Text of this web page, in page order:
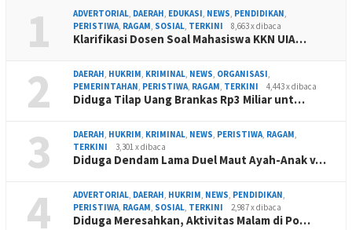
1 ADVERTORIAL, DAERAH, EDUKASI, NEWS, PENDIDIKAN,
PERISTIWA, RAGAM, SOSIAL, TERKINI 8,663 x dibaca
Klarifikasi Dosen Soal Mahasiswa KKN UIA…
2 DAERAH, HUKRIM, KRIMINAL, NEWS, ORGANISASI,
PEMERINTAHAN, PERISTIWA, RAGAM, TERKINI 4,443 x dibaca
Diduga Tilap Uang Brankas Rp3 Miliar unt…
3 DAERAH, HUKRIM, KRIMINAL, NEWS, PERISTIWA, RAGAM,
TERKINI
3,301 x dibaca
Diduga Dendam Lama Duel Maut Ayah-Anak v…
4 ADVERTORIAL, DAERAH, HUKRIM, NEWS, PENDIDIKAN,
PERISTIWA, RAGAM, SOSIAL, TERKINI 2,987 x dibaca
Diduga Meresahkan, Aktivitas Malam di Po…